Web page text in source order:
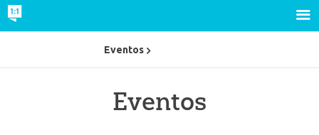
Eventos
Eventos